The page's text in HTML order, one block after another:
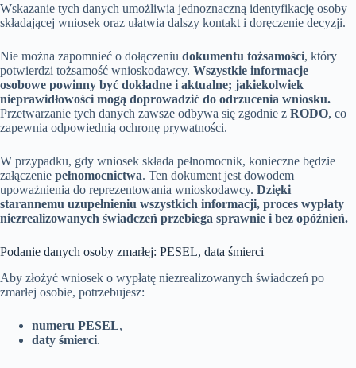
Wskazanie tych danych umożliwia jednoznaczną identyfikację osoby
składającej wniosek oraz ułatwia dalszy kontakt i doręczenie decyzji.
Nie można zapomnieć o dołączeniu dokumentu tożsamości, który
potwierdzi tożsamość wnioskodawcy. Wszystkie informacje
osobowe powinny być dokładne i aktualne; jakiekolwiek
nieprawidłowości mogą doprowadzić do odrzucenia wniosku.
Przetwarzanie tych danych zawsze odbywa się zgodnie z RODO, co
zapewnia odpowiednią ochronę prywatności.
W przypadku, gdy wniosek składa pełnomocnik, konieczne będzie
załączenie pełnomocnictwa. Ten dokument jest dowodem
upoważnienia do reprezentowania wnioskodawcy. Dzięki
starannemu uzupełnieniu wszystkich informacji, proces wypłaty
niezrealizowanych świadczeń przebiega sprawnie i bez opóźnień.
Podanie danych osoby zmarłej: PESEL, data śmierci
Aby złożyć wniosek o wypłatę niezrealizowanych świadczeń po
zmarłej osobie, potrzebujesz:
numeru PESEL,
daty śmierci.